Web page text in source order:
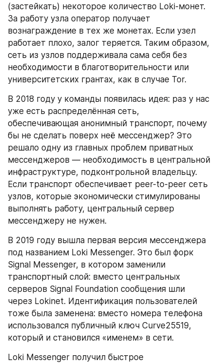
(застейкать) некоторое количество Loki-монет.
За работу узла оператор получает
вознаграждение в тех же монетах. Если узел
работает плохо, залог теряется. Таким образом,
сеть из узлов поддерживала сама себя без
необходимости в благотворительности или
университетских грантах, как в случае Tor.
В 2018 году у команды появилась идея: раз у нас
уже есть распределённая сеть,
обеспечивающая анонимный транспорт, почему
бы не сделать поверх неё мессенджер? Это
решало одну из главных проблем приватных
мессенджеров — необходимость в центральной
инфраструктуре, подконтрольной владельцу.
Если транспорт обеспечивает peer-to-peer сеть
узлов, которые экономически стимулированы
выполнять работу, центральный сервер
мессенджеру не нужен.
В 2019 году вышла первая версия мессенджера
под названием Loki Messenger. Это был форк
Signal Messenger, в котором заменили
транспортный слой: вместо центральных
серверов Signal Foundation сообщения шли
через Lokinet. Идентификация пользователей
тоже была заменена: вместо номера телефона
использовался публичный ключ Curve25519,
который и становился «именем» в сети.
Loki Messenger получил быстрое